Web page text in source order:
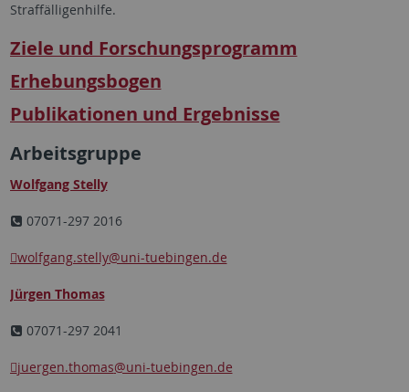
Straffälligenhilfe.
Ziele und Forschungsprogramm
Erhebungsbogen
Publikationen und Ergebnisse
Arbeitsgruppe
Wolfgang Stelly
07071-297 2016
wolfgang.stelly@uni-tuebingen.de
Jürgen Thomas
07071-297 2041
juergen.thomas@uni-tuebingen.de